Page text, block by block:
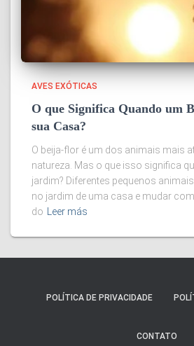
AVES EXÓTICAS
O que Significa Quando um
sua Casa?
O beija-flor é um dos animais mais
natureza. Mas o que isso significa
jardim? Diferentes pequenos
no jardim de uma casa e mudar
do Leer más
POLÍTICA DE PRIVACIDADE
CONTATO